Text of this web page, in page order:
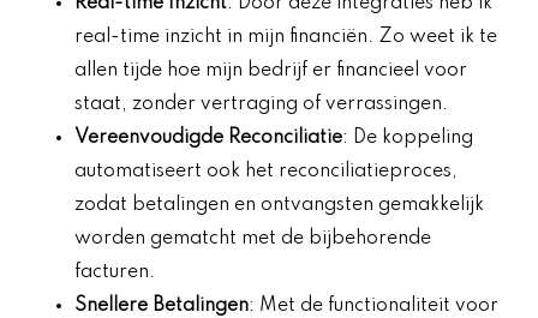
real-time inzicht in mijn financiën. Zo weet ik te
allen tijde hoe mijn bedrijf er financieel voor
staat, zonder vertraging of verrassingen.
Vereenvoudigde Reconciliatie: De koppeling
automatiseert ook het reconciliatieproces,
zodat betalingen en ontvangsten gemakkelijk
worden gematcht met de bijbehorende
facturen.
Snellere Betalingen: Met de functionaliteit voor